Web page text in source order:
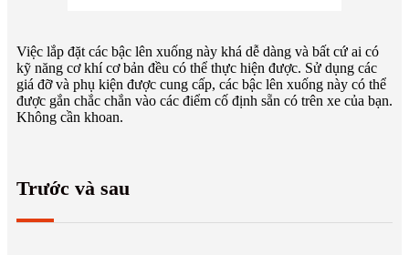
Việc lắp đặt các bậc lên xuống này khá dễ dàng và bất cứ ai có
kỹ năng cơ khí cơ bản đều có thể thực hiện được. Sử dụng các
giá đỡ và phụ kiện được cung cấp, các bậc lên xuống này có thể
được gắn chắc chắn vào các điểm cố định sẵn có trên xe của bạn.
Không cần khoan.
Trước và sau